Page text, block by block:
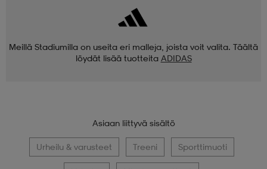
Meillä Stadiumilla on useita eri malleja, joista voit valita. Täältä
löydät lisää tuotteita ADIDAS
Asiaan liittyvä sisältö
Urheilu & varusteet Treeni Sporttimuoti